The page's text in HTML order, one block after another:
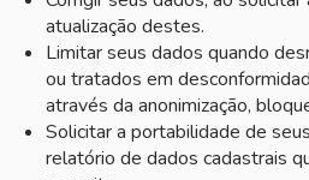
atualização destes.
Limitar seus dados quando
ou tratados em
através da anonimização,
Solicitar a portabilidade de
relatório de dados cadastrais